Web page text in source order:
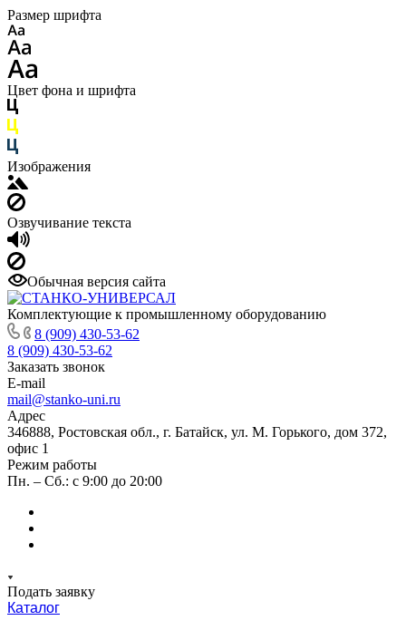
Размер шрифта
Цвет фона и шрифта
Изображения
Озвучивание текста
Обычная версия сайта
Комплектующие к промышленному оборудованию
8 (909) 430-53-62
8 (909) 430-53-62
Заказать звонок
E-mail
mail@stanko-uni.ru
Адрес
346888, Ростовская обл., г. Батайск, ул. М. Горького, дом 372,
офис 1
Режим работы
Пн. – Сб.: с 9:00 до 20:00
Подать заявку
Каталог